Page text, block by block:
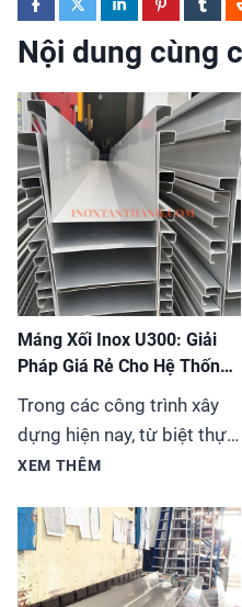
Nội dung cùng
Máng Xối Inox U300: Giải
Pháp Giá Rẻ Cho Hệ Thống
Trong các công trình xây
dựng hiện nay, từ biệt thự,
nhà phố đến các tòa nhà
thống máng xối (hay còn
gọi là ống thoát nước
mưa) không chỉ đơn thuần
XEM THÊM